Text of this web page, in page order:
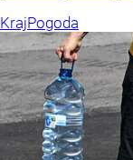
KrajPogoda